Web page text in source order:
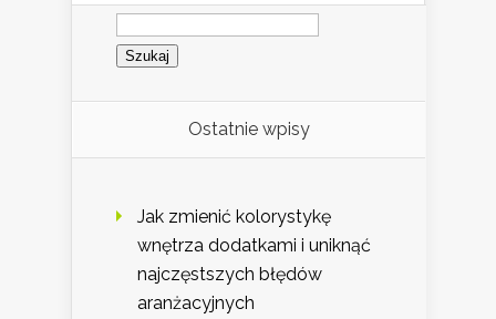
Szukaj:
Ostatnie wpisy
Jak zmienić kolorystykę
wnętrza dodatkami i uniknąć
najczęstszych błędów
aranżacyjnych